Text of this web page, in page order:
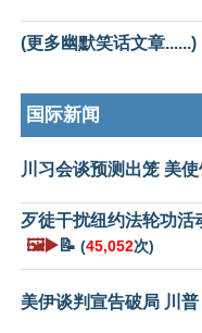
(更多幽默笑话文章......)
国际新闻
川习会谈预测出笼 美
歹徒干扰纽约法轮功活
🖼️▶️📝 (45,052次)
美伊谈判宣告破局 川